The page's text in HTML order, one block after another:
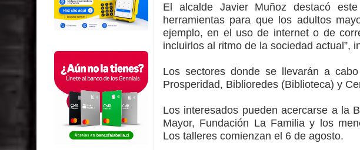
El alcalde Javier Muñoz destacó
herramientas para que los adultos
ejemplo, en el uso de internet o de
incluirlos al ritmo de la sociedad actual”,
Los sectores donde se llevarán a
Prosperidad, Biblioredes (Biblioteca) y
Los interesados pueden acercarse a la
Mayor, Fundación La Familia y los
Los talleres comienzan el 6 de agosto.